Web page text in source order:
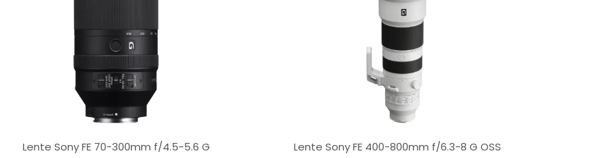
Lente Sony FE 70-300mm f/4.5-5.6 G Lente Sony FE 400-800mm f/6.3-8 G OSS